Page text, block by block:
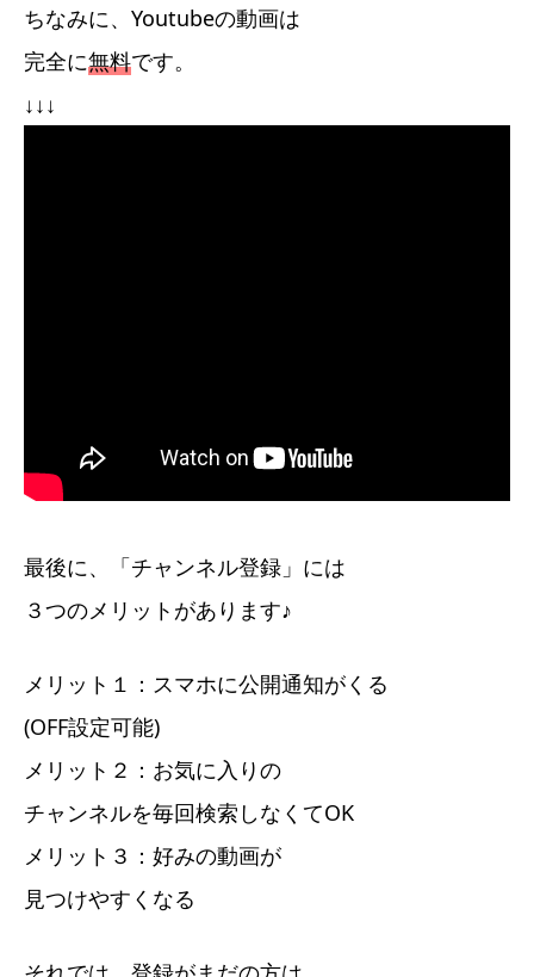
ちなみに、Youtubeの動画は
完全に無料です。
↓↓↓
最後に、「チャンネル登録」には
３つのメリットがあります♪
メリット１：スマホに公開通知がくる
(OFF設定可能)
メリット２：お気に入りの
チャンネルを毎回検索しなくてOK
メリット３：好みの動画が
見つけやすくなる